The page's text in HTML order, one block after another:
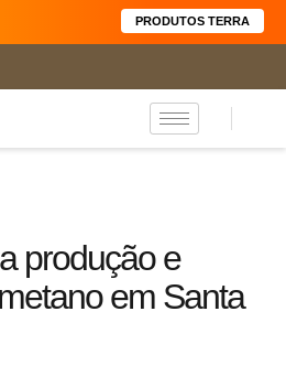
PRODUTOS TERRA
produção e
em Santa